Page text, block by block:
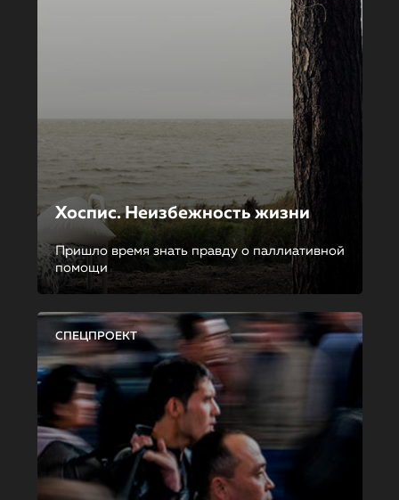
Хоспис. Неизбежность жизни
Пришло время знать правду о паллиативной
помощи
СПЕЦПРОЕКТ